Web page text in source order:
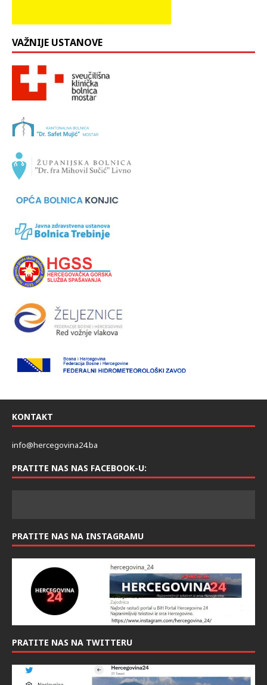
VAŽNIJE USTANOVE
KONTAKT
info@hercegovina24.ba
PRATITE NAS NAS FACEBOOK-U:
PRATITE NAS NA INSTAGRAMU
PRATITE NAS NA TWITTERU